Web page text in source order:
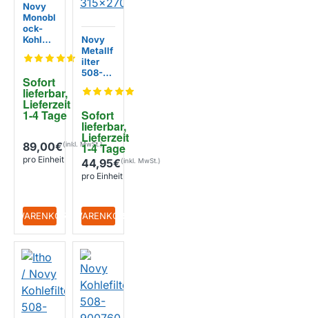
Sofort
lieferbar,
Lieferzeit
1-4 Tage
Novy
Monobl
ock-
Kohlefil
66240
89,00€
pro Einheit
+ WARENKORB
Sofort
lieferbar,
Lieferzeit
1-4 Tage
Novy
Metallf
ilter
508-
62000
315x27
0x9mm
44,95€
pro Einheit
+ WARENKORB